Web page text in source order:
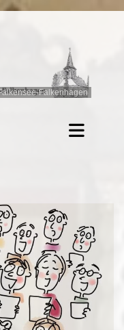
Falkenhagen